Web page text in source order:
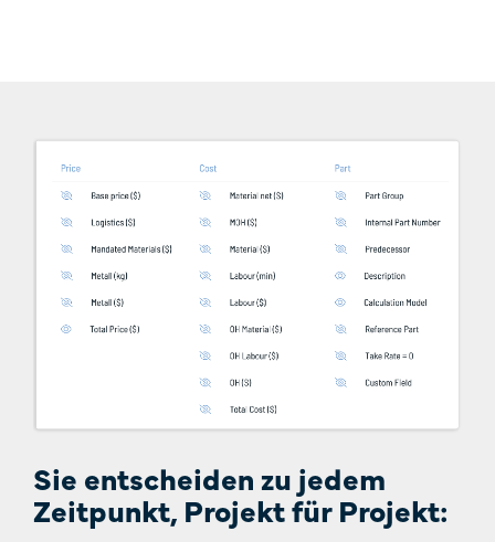
Sie entscheiden zu jedem
Zeitpunkt, Projekt für Projekt: